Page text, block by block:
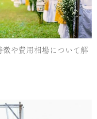
や費用相場について解